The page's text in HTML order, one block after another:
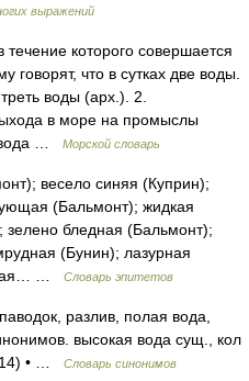
выражений
которого совершается
говорят, что в сутках две воды.
воды (арх.). 2.
в море на промыслы
вода …
Морской словарь
весело синяя (Куприн);
(Бальмонт); жидкая
бледная (Бальмонт);
(Бунин); лазурная
…
Словарь эпитетов
разлив, полая вода,
высокая вода сущ., кол
• …
Словарь синонимов